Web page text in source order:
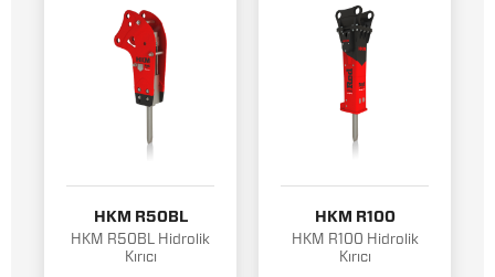
HKM R50BL
HKM R50BL Hidrolik
Kırıcı
HKM R100
HKM R100 Hidrolik
Kırıcı